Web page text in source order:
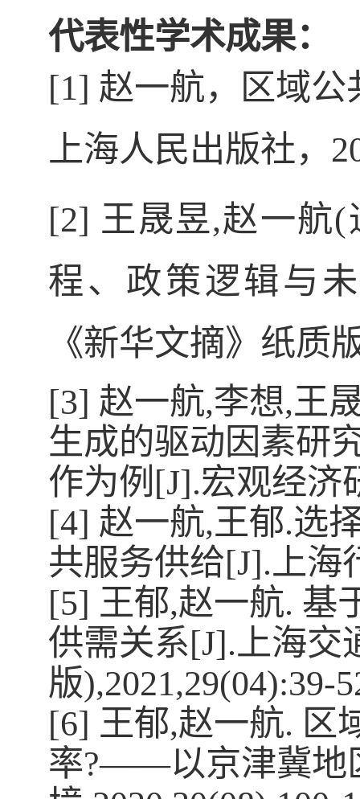
代表性学术成果：
[1] 赵一航，区域
上海人民出版社，
[2] 王晟昱,赵一航(
程、政策逻辑与
《新华文摘》纸质
[3] 赵一航,李想,王
生成的驱动因素研
作为例[J].宏观经济
[4] 赵一航,王郁.选
共服务供给[J].上海
[5] 王郁,赵一航. 基
供需关系[J].上海交
版),2021,29(04):39-
[6] 王郁,赵一航. 区
率?——以京津冀地